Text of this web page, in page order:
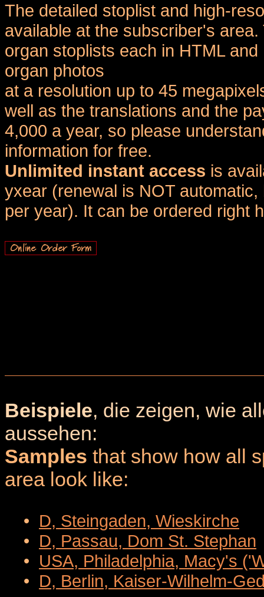
The detailed stoplist and high-
available at the subscriber's
organ stoplists each in HTML
organ photos
at a resolution up to 45
well as the translations and the
4,000 a year, so please
information for free.
Unlimited instant access is
yxear (renewal is NOT
per year). It can be ordered right
Beispiele, die zeigen, wie
aussehen:
Samples that show how all
area look like:
• D, Steingaden, Wieskirche
• D, Passau, Dom St. Stephan
• USA, Philadelphia, Macy's
• D, Berlin, Kaiser-Wilhelm-